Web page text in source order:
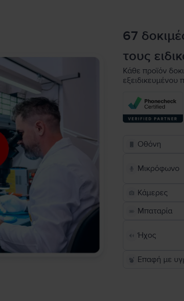
67
τους
Κάθε προϊόν
εξειδικευμένου
Οθόνη
Μικρόφωνο
Κάμερες
Μπαταρία
Ήχος
Επαφή με